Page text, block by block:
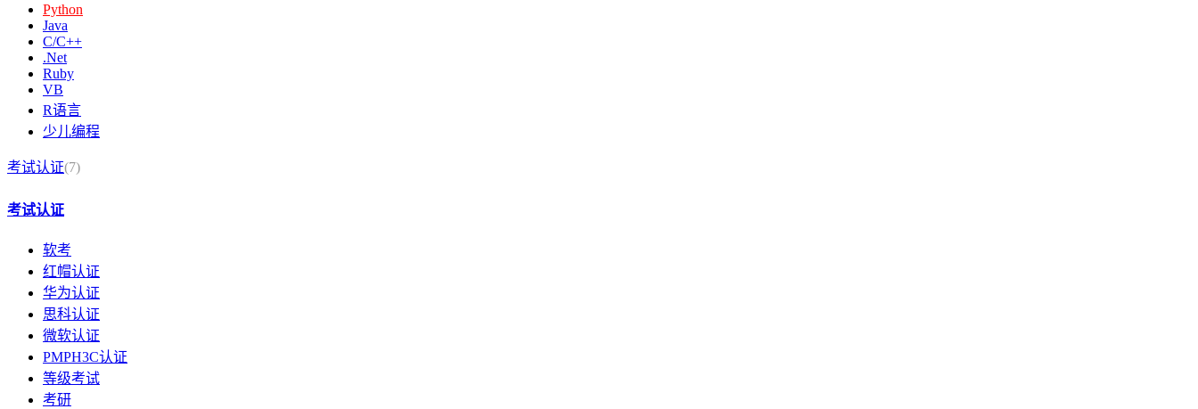
Python
Java
C/C++
.Net
Ruby
VB
R语言
少儿编程
考试认证(7)
考试认证
软考
红帽认证
华为认证
思科认证
微软认证
PMPH3C认证
等级考试
考研